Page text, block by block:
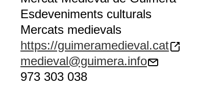
Esdeveniments culturals
Mercats medievals
https://guimeramedieval.cat
medieval@guimera.info
973 303 038